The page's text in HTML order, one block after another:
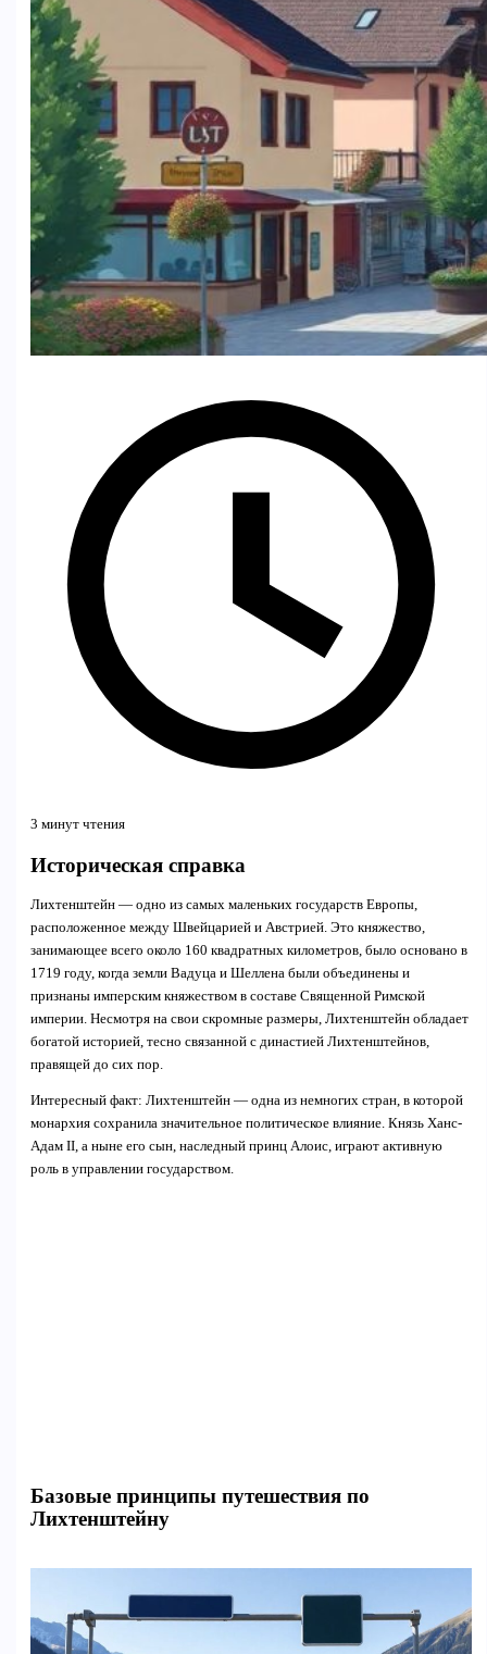
3 минут чтения
Историческая справка
Лихтенштейн — одно из самых маленьких государств Европы,
расположенное между Швейцарией и Австрией. Это княжество,
занимающее всего около 160 квадратных километров, было основано в
1719 году, когда земли Вадуца и Шеллена были объединены и
признаны имперским княжеством в составе Священной Римской
империи. Несмотря на свои скромные размеры, Лихтенштейн обладает
богатой историей, тесно связанной с династией Лихтенштейнов,
правящей до сих пор.
Интересный факт: Лихтенштейн — одна из немногих стран, в которой
монархия сохранила значительное политическое влияние. Князь Ханс-
Адам II, а ныне его сын, наследный принц Алоис, играют активную
роль в управлении государством.
Базовые принципы путешествия по
Лихтенштейну